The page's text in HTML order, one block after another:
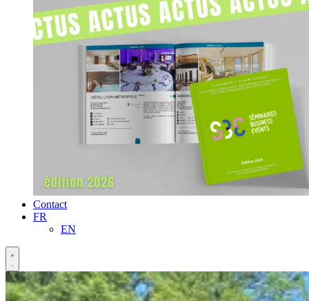
Contact
FR
EN